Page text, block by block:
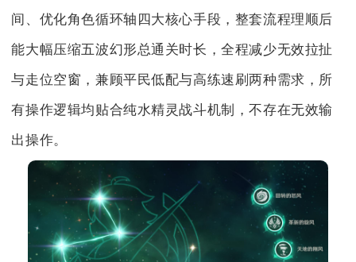
间、优化角色循环轴四大核心手段，整套流程理顺后
能大幅压缩五波幻形总通关时长，全程减少无效拉扯
与走位空窗，兼顾平民低配与高练速刷两种需求，所
有操作逻辑均贴合纯水精灵战斗机制，不存在无效输
出操作。